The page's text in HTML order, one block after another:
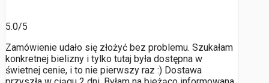
5.0/5
Zamówienie udało się złożyć bez problemu. Szukałam
konkretnej bielizny i tylko tutaj była dostępna w
świetnej cenie, i to nie pierwszy raz :) Dostawa